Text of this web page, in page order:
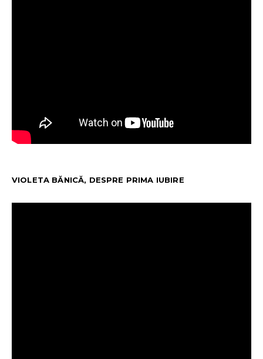
VIOLETA BĂNICĂ, DESPRE PRIMA IUBIRE